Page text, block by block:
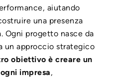
aiutando
una presenza
Ogni progetto nasce da
un approccio strategico
obiettivo è creare un
impresa,